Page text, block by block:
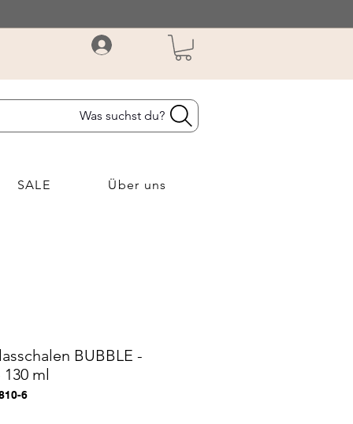
Was suchst du?
SALE Über uns
BUBBLE -
ml
6